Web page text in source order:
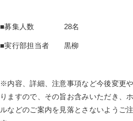
■募集人数 28名
■実行部担当者 黒柳
※内容、詳細、注意事項など今後変更
りますので、その旨お含みいただき、
ルなどのご案内を見落とさないようご